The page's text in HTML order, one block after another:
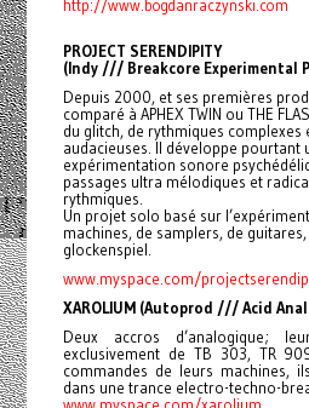
http://www.bogdanraczynski.com
PROJECT SERENDIPITY
(Indy /// Breakcore Experimental
Depuis 2000, et ses premières
comparé à APHEX TWIN ou THE
du glitch, de rythmiques complexes
audacieuses. Il développe pourtant
expérimentation sonore
passages ultra mélodiques et
rythmiques.
Un projet solo basé sur
machines, de samplers, de
glockenspiel.
www.myspace.com/
XAROLIUM (Autoprod /// Acid
Deux accros d’analogique;
exclusivement de TB 303, TR
commandes de leurs machines,
dans une trance electro-techno-